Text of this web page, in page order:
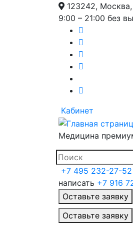
123242,
9:00 – 21:00 без
Кабинет
Медицина
+7 495 232-27-52
написать +7 916
Оставьте заявку
Главное меню
Оставьте заявку